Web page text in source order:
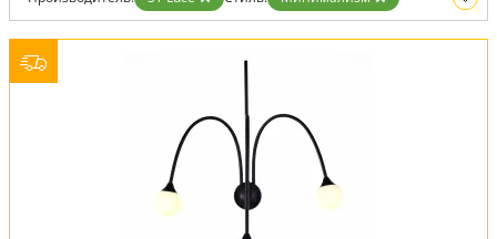
Вид:
Бра